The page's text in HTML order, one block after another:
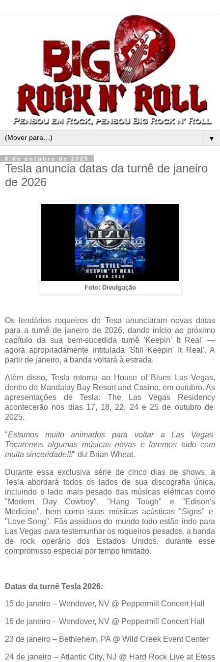
▼
8 de outubro de 2025
Tesla anuncia datas da turnê de janeiro
de 2026
Foto: Divulgação
Os lendários roqueiros do Tesa anunciaram novas datas
para a turnê de janeiro de 2026, dando início ao próximo
capítulo da sua bem-sucedida turnê 'Keepin' It Real' —
agora apropriadamente intitulada 'Still
Keepin' It Real'. A
partir de janeiro, a banda voltará à estrada.
Além disso, Tesla retorna ao House ofBlues LasVegas,
dentro do Mandalay Bay Resortand Casino, em outubro. As
apresentações de Tesla: The
LasVegas
Residency
acontecerão nos dias 17, 18, 22, 24 e 25 de outubro de
2025.
"Estamos muito animados para voltar aLas Vegas.
Tocaremos algumas músicas novas e faremos tudo com
muita sinceridade!!!" diz Brian Wheat.
Durante essa exclusiva série de cinco dias de shows, a
Tesla abordará todos os lados de sua discografia única,
incluindo o lado mais pesado das músicas elétricas como
"Modern Day Cowboy", "Hang Tough" e "Edison's
Medicine", bem como suas músicas acústicas "Signs" e
"Love Song". Fãs assíduos do mundo todo estão indo para
Las Vegas para testemunhar os roqueiros pesados, a banda
de rock operário dos Estados Unidos, durante esse
compromisso especial por tempo limitado.
Datas da turnê Tesla 2026:
15 de janeiro – Wendover, NV @ Peppermill ConcertHall
16 de janeiro – Wendover, NV @ Peppermill ConcertHall
23 de janeiro – Bethlehem, PA @ Wild Creek EventCenter
24 de janeiro – Atlantic City, NJ @ Hard Rock Live at Etess